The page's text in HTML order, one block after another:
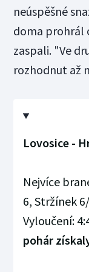
neúspěšné
doma prohrál
zaspali. "Ve
rozhodnut až
Lovosice -
Nejvíce
6, Stržínek
Vyloučení:
pohár